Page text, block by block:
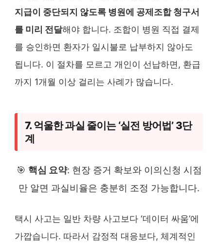
지급이 중단되지 않도록 병원에 공제조합 청구서
를 미리 전달해야 합니다. 조합이 병원 직접 결제
를 승인하면 환자가 일시불로 납부하지 않아도
됩니다. 이 절차를 모르고 개인이 선납하면, 환급
까지 1개월 이상 걸리는 사례가 많습니다.
7. 억울한 과실 줄이는 ‘실전 방어법’ 3단
계
🎯 핵심 요약: 현장 증거 확보와 이의신청 시점
만 알면 과실비율은 충분히 조정 가능합니다.
택시 사고는 일반 차량 사고보다 ‘데이터 싸움’에
가깝습니다. 따라서 감정적 대응보다, 체계적인